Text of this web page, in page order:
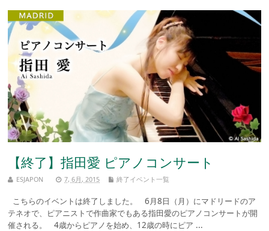
【終了】指田愛 ピアノコンサート
ESJAPON 7, 6月, 2015 終了イベント一覧
こちらのイベントは終了しました。 6月8日（月）にマドリードのア
テネオで、ピアニストで作曲家でもある指田愛のピアノコンサートが開
催される。 4歳からピアノを始め、12歳の時にピア ...